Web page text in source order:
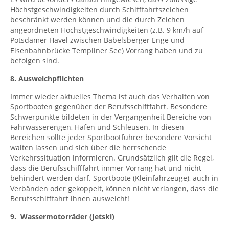
Höchstgeschwindigkeiten durch Schifffahrtszeichen
beschränkt werden können und die durch Zeichen
angeordneten Höchstgeschwindigkeiten (z.B. 9 km/h auf
Potsdamer Havel zwischen Babelsberger Enge und
Eisenbahnbrücke Templiner See) Vorrang haben und zu
befolgen sind.
8. Ausweichpflichten
Immer wieder aktuelles Thema ist auch das Verhalten von
Sportbooten gegenüber der Berufsschifffahrt. Besondere
Schwerpunkte bildeten in der Vergangenheit Bereiche von
Fahrwasserengen, Häfen und Schleusen. In diesen
Bereichen sollte jeder Sportbootführer besondere Vorsicht
walten lassen und sich über die herrschende
Verkehrssituation informieren. Grundsätzlich gilt die Regel,
dass die Berufsschifffahrt immer Vorrang hat und nicht
behindert werden darf. Sportboote (Kleinfahrzeuge), auch in
Verbänden oder gekoppelt, können nicht verlangen, dass die
Berufsschifffahrt ihnen ausweicht!
9. Wassermotorräder (Jetski)